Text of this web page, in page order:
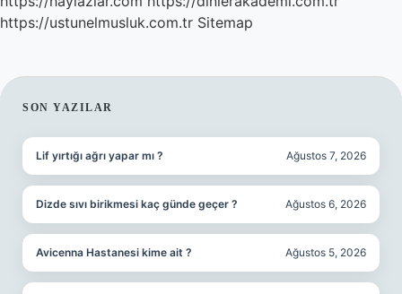
https://ustunelmusluk.com.tr Sitemap
SIDEBAR
SON YAZILAR
Lif yırtığı ağrı yapar mı ? Ağustos 7, 2026
Dizde sıvı birikmesi kaç günde geçer ? Ağustos 6, 2026
Avicenna Hastanesi kime ait ? Ağustos 5, 2026